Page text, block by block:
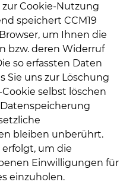
Cookie-Nutzung
speichert CCM19
um Ihnen die
bzw. deren Widerruf
so erfassten Daten
Sie uns zur Löschung
selbst löschen
bleiben unberührt.
erfolgt, um die
Einwilligungen für
einzuholen.